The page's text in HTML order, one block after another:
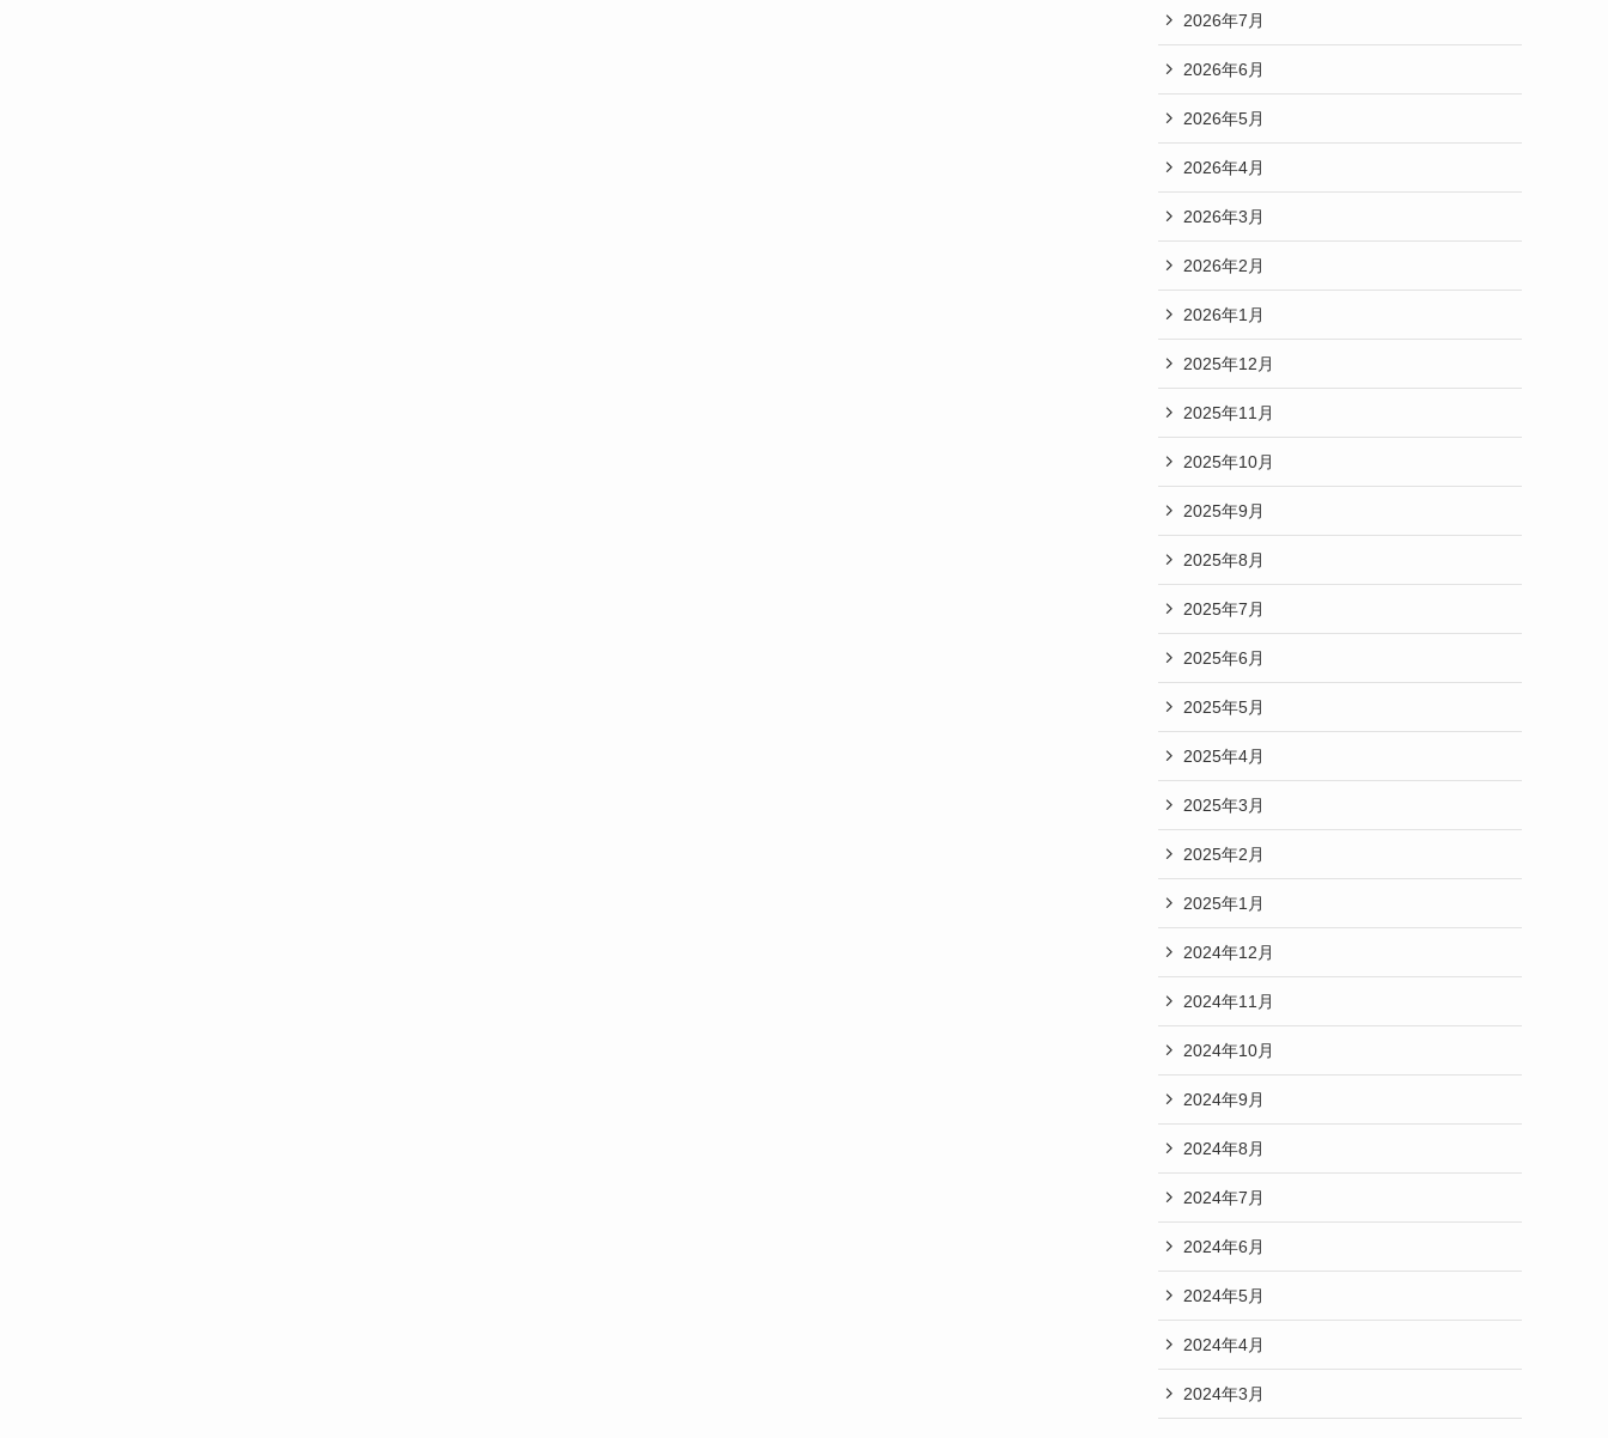
2026年7月
2026年6月
2026年5月
2026年4月
2026年3月
2026年2月
2026年1月
2025年12月
2025年11月
2025年10月
2025年9月
2025年8月
2025年7月
2025年6月
2025年5月
2025年4月
2025年3月
2025年2月
2025年1月
2024年12月
2024年11月
2024年10月
2024年9月
2024年8月
2024年7月
2024年6月
2024年5月
2024年4月
2024年3月